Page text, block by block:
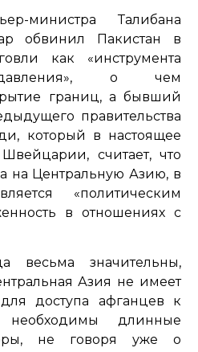
министра Талибана
обвинил Пакистан в
как «инструмента
, о чем
границ, а бывший
правительства
который в настоящее
считает, что
на Центральную Азию, в
«политическим
в отношениях с
весьма значительны,
Азия не имеет
доступа афганцев к
длинные
не говоря уже о